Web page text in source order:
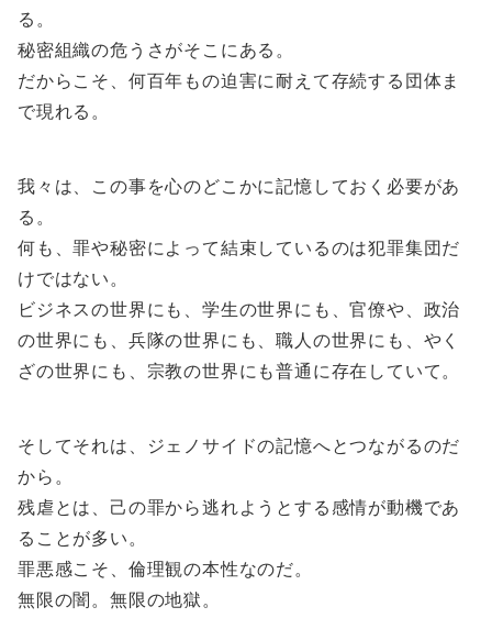
る。
秘密組織の危うさがそこにある。
だからこそ、何百年もの迫害に耐えて存続する団体ま
で現れる。
我々は、この事を心のどこかに記憶しておく必要があ
る。
何も、罪や秘密によって結束しているのは犯罪集団だ
けではない。
ビジネスの世界にも、学生の世界にも、官僚や、政治
の世界にも、兵隊の世界にも、職人の世界にも、やく
ざの世界にも、宗教の世界にも普通に存在していて。
そしてそれは、ジェノサイドの記憶へとつながるのだ
から。
残虐とは、己の罪から逃れようとする感情が動機であ
ることが多い。
罪悪感こそ、倫理観の本性なのだ。
無限の闇。無限の地獄。